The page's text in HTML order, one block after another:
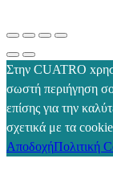
Στην CUATRO
σωστή περιήγηση
επίσης για την
σχετικά με τα
ΑποδοχήΠολιτική